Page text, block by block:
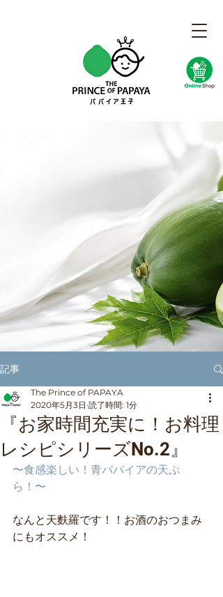
記事
『お家時間充実に！お料理
レシピシリーズNo.2』
The Prince of PAPAYA
2020年5月3日 読了時間: 1分
〜食感楽しい！青パパイアの天ぷ
ら！〜
なんと天麩羅です！！お酒のおつまみ
にもオススメ！